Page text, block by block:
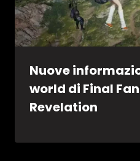
Nuove
world di Final
Revelation